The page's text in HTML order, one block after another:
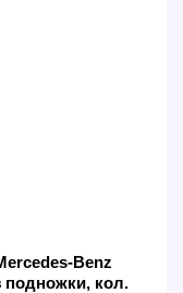
Benz
подножки, кол.